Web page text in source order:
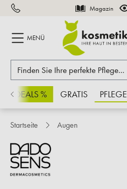
springen Magazin
MENÜ
% GRATIS PFLEGE
Startseite Augen